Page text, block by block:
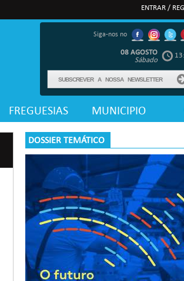
ENTRAR /
Siga-nos no
08 AGOSTO
Sábado
FREGUESIAS MUNICIPIO
DOSSIER TEMÁTICO